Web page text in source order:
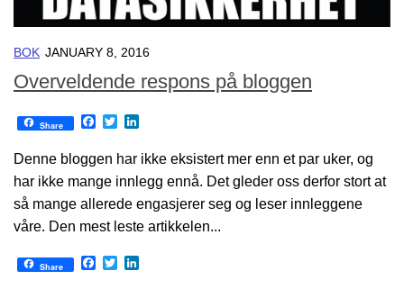
BOK JANUARY 8, 2016
Overveldende respons på bloggen
Share Facebook
Twitter
Denne bloggen har ikke eksistert mer enn et par uker, og
har ikke mange innlegg ennå. Det gleder oss derfor stort at
så mange allerede engasjerer seg og leser innleggene
våre. Den mest leste artikkelen...
Share Facebook
Twitter